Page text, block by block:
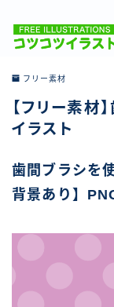
ホーム
お問い合わせ
フリー素材
【フリー素材
イラスト
歯間ブラシを
背景あり】